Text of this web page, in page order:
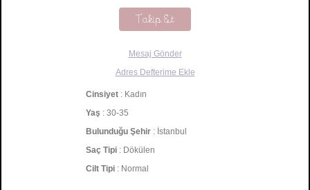
Takip Et
Mesaj Gönder
Adres Defterime Ekle
Cinsiyet: Kadın
Yaş : 30-35
Bulunduğu Şehir: İstanbul
Saç Tipi: Dökülen
Cilt Tipi: Normal